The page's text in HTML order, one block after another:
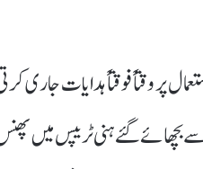
پر وقتاً فوقتاً ہدایات جاری
بچھائے گئے ہنی ٹریپس میں